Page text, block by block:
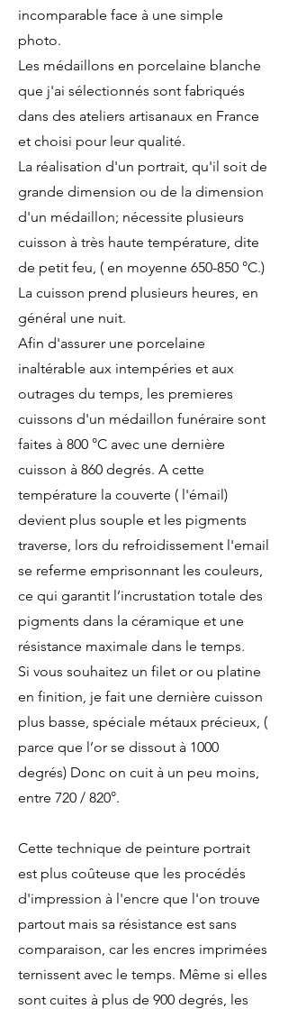
incomparable face à une simple
photo.
Les médaillons en porcelaine blanche
que j'ai sélectionnés sont fabriqués
dans des ateliers artisanaux en France
et choisi pour leur qualité.
La réalisation d'un portrait, qu'il soit de
grande dimension ou de la dimension
d'un médaillon; nécessite plusieurs
cuisson à très haute température, dite
de petit feu, ( en moyenne 650-850 °C.)
La cuisson prend plusieurs heures, en
général une nuit.
Afin d'assurer une porcelaine
inaltérable aux intempéries et aux
outrages du temps, les premieres
cuissons d'un médaillon funéraire sont
faites à 800 °C avec une dernière
cuisson à 860 degrés. A cette
température la couverte ( l'émail)
devient plus souple et les pigments
traverse, lors du refroidissement l'email
se referme emprisonnant les couleurs,
ce qui garantit l’incrustation totale des
pigments dans la céramique et une
résistance maximale dans le temps.
Si vous souhaitez un filet or ou platine
en finition, je fait une dernière cuisson
plus basse, spéciale métaux précieux, (
parce que l’or se dissout à 1000
degrés) Donc on cuit à un peu moins,
entre 720 / 820°.
Cette technique de peinture portrait
est plus coûteuse que les procédés
d'impression à l'encre que l'on trouve
partout mais sa résistance est sans
comparaison, car les encres imprimées
ternissent avec le temps. Même si elles
sont cuites à plus de 900 degrés, les